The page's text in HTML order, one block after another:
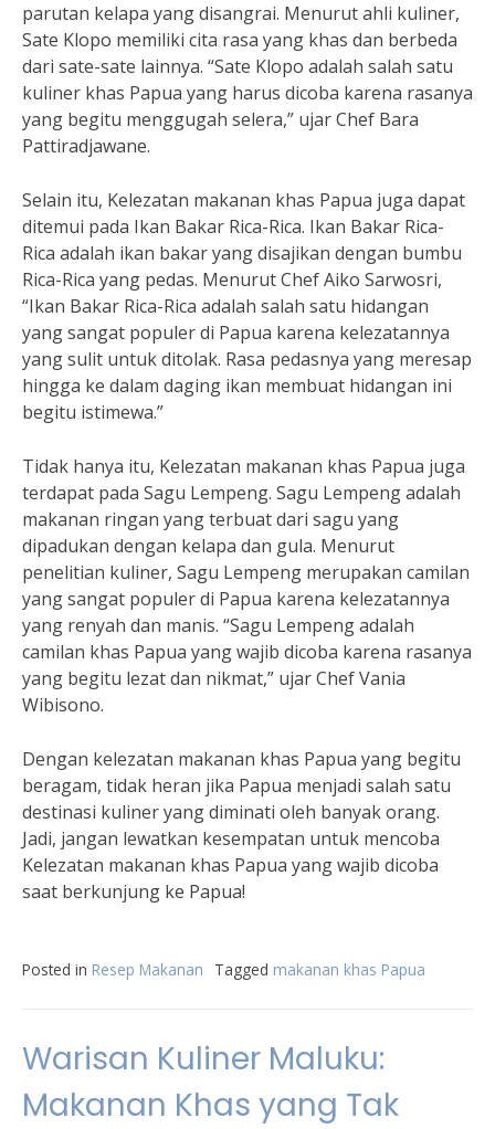
parutan kelapa yang disangrai. Menurut ahli kuliner,
Sate Klopo memiliki cita rasa yang khas dan berbeda
dari sate-sate lainnya. “Sate Klopo adalah salah satu
kuliner khas Papua yang harus dicoba karena rasanya
yang begitu menggugah selera,” ujar Chef Bara
Pattiradjawane.
Selain itu, Kelezatan makanan khas Papua juga dapat
ditemui pada Ikan Bakar Rica-Rica. Ikan Bakar Rica-
Rica adalah ikan bakar yang disajikan dengan bumbu
Rica-Rica yang pedas. Menurut Chef Aiko Sarwosri,
“Ikan Bakar Rica-Rica adalah salah satu hidangan
yang sangat populer di Papua karena kelezatannya
yang sulit untuk ditolak. Rasa pedasnya yang meresap
hingga ke dalam daging ikan membuat hidangan ini
begitu istimewa.”
Tidak hanya itu, Kelezatan makanan khas Papua juga
terdapat pada Sagu Lempeng. Sagu Lempeng adalah
makanan ringan yang terbuat dari sagu yang
dipadukan dengan kelapa dan gula. Menurut
penelitian kuliner, Sagu Lempeng merupakan camilan
yang sangat populer di Papua karena kelezatannya
yang renyah dan manis. “Sagu Lempeng adalah
camilan khas Papua yang wajib dicoba karena rasanya
yang begitu lezat dan nikmat,” ujar Chef Vania
Wibisono.
Dengan kelezatan makanan khas Papua yang begitu
beragam, tidak heran jika Papua menjadi salah satu
destinasi kuliner yang diminati oleh banyak orang.
Jadi, jangan lewatkan kesempatan untuk mencoba
Kelezatan makanan khas Papua yang wajib dicoba
saat berkunjung ke Papua!
Posted in Resep Makanan Tagged makanan khas Papua
Warisan Kuliner Maluku:
Makanan Khas yang Tak